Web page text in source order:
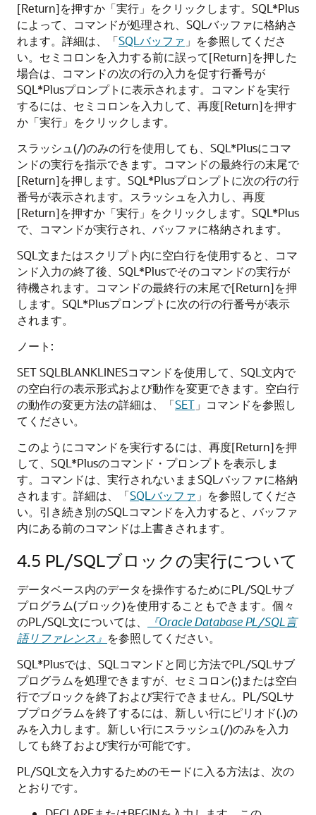
[Return]を押すか「実行」をクリックします。SQL*Plus
によって、コマンドが処理され、SQLバッファに格納さ
れます。詳細は、「SQLバッファ 」を参照してくださ
い。セミコロンを入力する前に誤って[Return]を押した
場合は、コマンドの次の行の入力を促す行番号が
SQL*Plusプロンプトに表示されます。コマンドを実行
するには、セミコロンを入力して、再度[Return]を押す
か「実行」をクリックします。
スラッシュ(/)のみの行を使用しても、SQL*Plusにコマ
ンドの実行を指示できます。コマンドの最終行の末尾で
[Return]を押します。SQL*Plusプロンプトに次の行の行
番号が表示されます。スラッシュを入力し、再度
[Return]を押すか「実行」をクリックします。SQL*Plus
で、コマンドが実行され、バッファに格納されます。
SQL文またはスクリプト内に空白行を使用すると、コマ
ンド入力の終了後、SQL*Plusでそのコマンドの実行が
待機されます。コマンドの最終行の末尾で[Return]を押
します。SQL*Plusプロンプトに次の行の行番号が表示
されます。
ノート:
SET SQLBLANKLINESコマンドを使用して、SQL文内で
の空白行の表示形式および動作を変更できます。空白行
の動作の変更方法の詳細は、「SET 」コマンドを参照し
てください。
このようにコマンドを実行するには、再度[Return]を押
して、SQL*Plusのコマンド・プロンプトを表示しま
す。コマンドは、実行されないままSQLバッファに格納
されます。詳細は、「SQLバッファ 」を参照してくださ
い。引き続き別のSQLコマンドを入力すると、バッファ
内にある前のコマンドは上書きされます。
4.5 PL/SQLブロックの実行について
データベース内のデータを操作するためにPL/SQLサブ
プログラム(ブロック)を使用することもできます。個々
のPL/SQL文については、
『Oracle Database PL/SQL言
語リファレンス』 を参照してください。
SQL*Plusでは、SQLコマンドと同じ方法でPL/SQLサブ
プログラムを処理できますが、セミコロン(;)または空白
行でブロックを終了および実行できません。 PL/SQLサ
ブプログラムを終了するには、新しい行にピリオド(.)の
みを入力します。新しい行にスラッシュ(/)のみを入力
しても終了および実行が可能です。
PL/SQL文を入力するためのモードに入る方法は、次の
とおりです。